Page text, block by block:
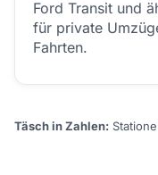
Ford Transit und
für private
Fahrten.
Täsch in Zahlen: